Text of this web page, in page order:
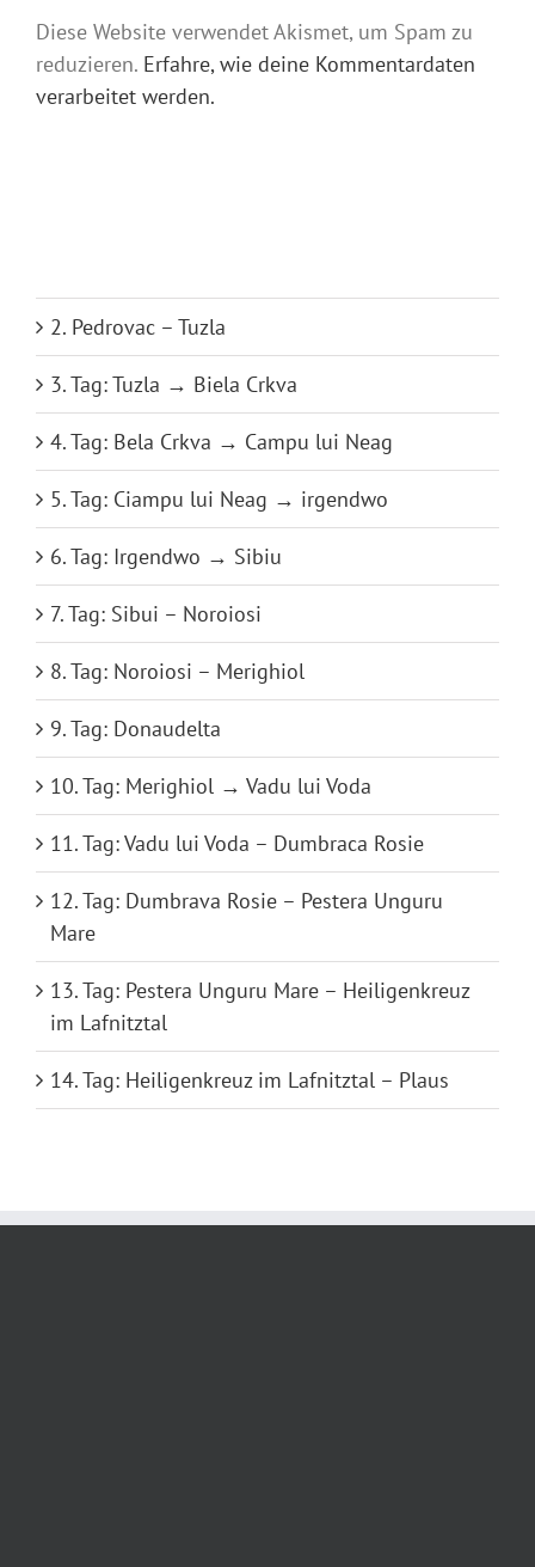
Diese Website verwendet Akismet, um Spam zu
reduzieren. Erfahre, wie deine Kommentardaten
verarbeitet werden.
2. Pedrovac – Tuzla
3. Tag: Tuzla → Biela Crkva
4. Tag: Bela Crkva → Campu lui Neag
5. Tag: Ciampu lui Neag → irgendwo
6. Tag: Irgendwo → Sibiu
7. Tag: Sibui – Noroiosi
8. Tag: Noroiosi – Merighiol
9. Tag: Donaudelta
10. Tag: Merighiol → Vadu lui Voda
11. Tag: Vadu lui Voda – Dumbraca Rosie
12. Tag: Dumbrava Rosie – Pestera Unguru
Mare
13. Tag: Pestera Unguru Mare – Heiligenkreuz
im Lafnitztal
14. Tag: Heiligenkreuz im Lafnitztal – Plaus